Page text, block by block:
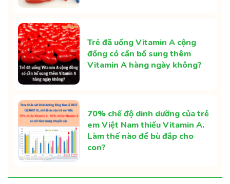
Trẻ đã uống Vitamin A cộng
đồng có cần bổ sung thêm
Vitamin A hàng ngày không?
70% chế độ dinh dưỡng của trẻ
em Việt Nam thiếu Vitamin A.
Làm thế nào để bù đắp cho
con?